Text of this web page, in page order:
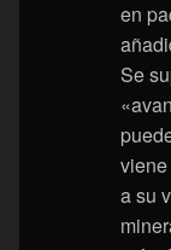
en
Se
a su